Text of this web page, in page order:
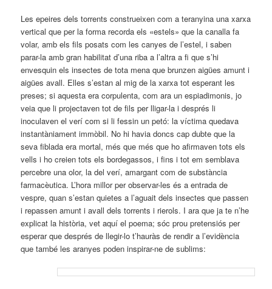
Les epeires dels torrents construeixen com a teranyina una xarxa
vertical que per la forma recorda els «estels» que la canalla fa
volar, amb els fils posats com les canyes de l’estel, i saben
parar-la amb gran habilitat d’una riba a l’altra a fi que s’hi
envesquin els insectes de tota mena que brunzen aigües amunt i
aigües avall. Elles s’estan al mig de la xarxa tot esperant les
preses; si aquesta era corpulenta, com ara un espiadimonis, jo
veia que li projectaven tot de fils per lligar-la i després li
inoculaven el verí com si li fessin un petó: la víctima quedava
instantàniament immòbil. No hi havia doncs cap dubte que la
seva fiblada era mortal, més que més que ho afirmaven tots els
vells i ho creien tots els bordegassos, i fins i tot em semblava
percebre una olor, la del verí, amargant com de substància
farmacèutica. L’hora millor per observar-les és a entrada de
vespre, quan s’estan quietes a l’aguait dels insectes que passen
i repassen amunt i avall dels torrents i rierols. I ara que ja te n’he
explicat la història, vet aquí el poema; sóc prou pretensiós per
esperar que després de llegir-lo t’hauràs de rendir a l’evidència
que també les aranyes poden inspirar-ne de sublims: